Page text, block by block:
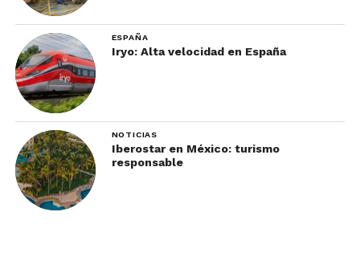
ESPAÑA
Iryo: Alta velocidad en España
NOTICIAS
Iberostar en México: turismo
responsable